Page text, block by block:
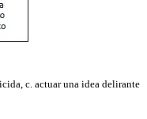
c. actuar una idea delirante